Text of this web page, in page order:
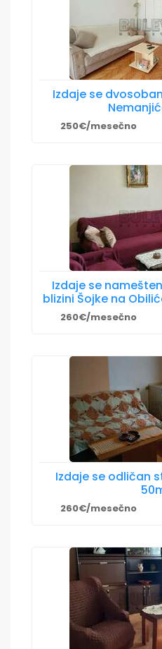
Izdaje se
250€/mesečno
Izdaje se
blizini Šojke na
260€/mesečno
Izdaje se odličan
260€/mesečno